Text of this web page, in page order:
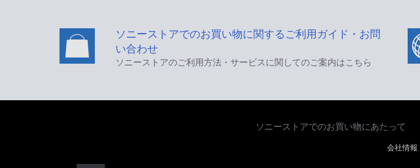
ソニーストアでのお買い物に関するご利用ガイド・お問
い合わせ
ソニーストアのご利用方法・サービスに関してのご案内はこちら
ソニーストアでのお買い物にあたって
会社情報